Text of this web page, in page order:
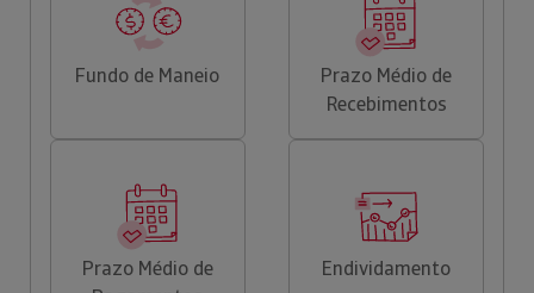
Fundo de Maneio
Prazo Médio de
Recebimentos
Prazo Médio de
Endividamento